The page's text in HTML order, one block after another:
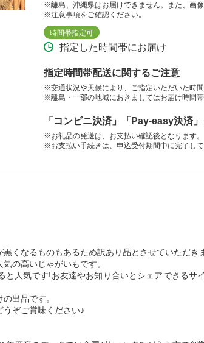
※離島、沖縄県はお届けできません。また、画像
※注意事項をご確認ください。
時間帯指定可
指定した時間帯にお届け
指定時間帯配送に関するご注意
※交通状況や天候により、ご指定いただいた時
※離島・一部の地域におきましてはお届け時間
「コンビニ決済」「Pay-easy決済
※お礼品の発送は、お支払い確認後となります。
※お支払い手続きは、申込受付期間中に完了し
くなるものもあるため訳あり品とさせていただ
の高いじゃがいもです。
人気です!お友達やお知り合いとシェアできるサ
出品です。
ぞご賞味ください♪